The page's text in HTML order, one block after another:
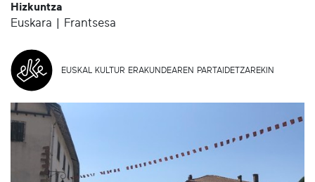
Hizkuntza
Euskara | Frantsesa
EUSKAL KULTUR ERAKUNDEAREN PARTAIDETZAREKIN